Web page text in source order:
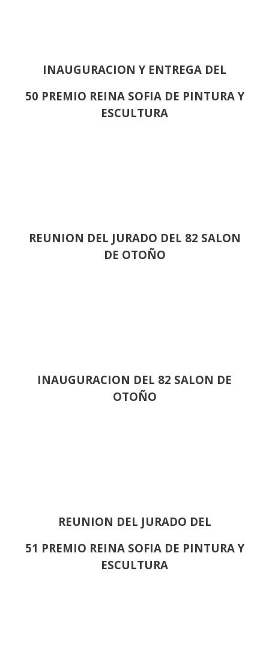
INAUGURACION Y ENTREGA DEL
50 PREMIO REINA SOFIA DE PINTURA Y
ESCULTURA
REUNION DEL JURADO DEL 82 SALON
DE OTOÑO
INAUGURACION DEL 82 SALON DE
OTOÑO
REUNION DEL JURADO DEL
51 PREMIO REINA SOFIA DE PINTURA Y
ESCULTURA